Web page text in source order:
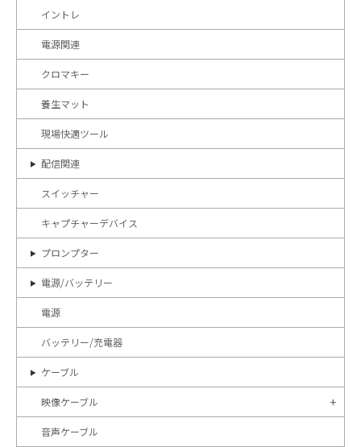
イントレ
電源関連
クロマキー
養生マット
現場快適ツール
配信関連
スイッチャー
キャプチャーデバイス
プロンプター
電源/バッテリー
電源
バッテリー/充電器
ケーブル
映像ケーブル
音声ケーブル